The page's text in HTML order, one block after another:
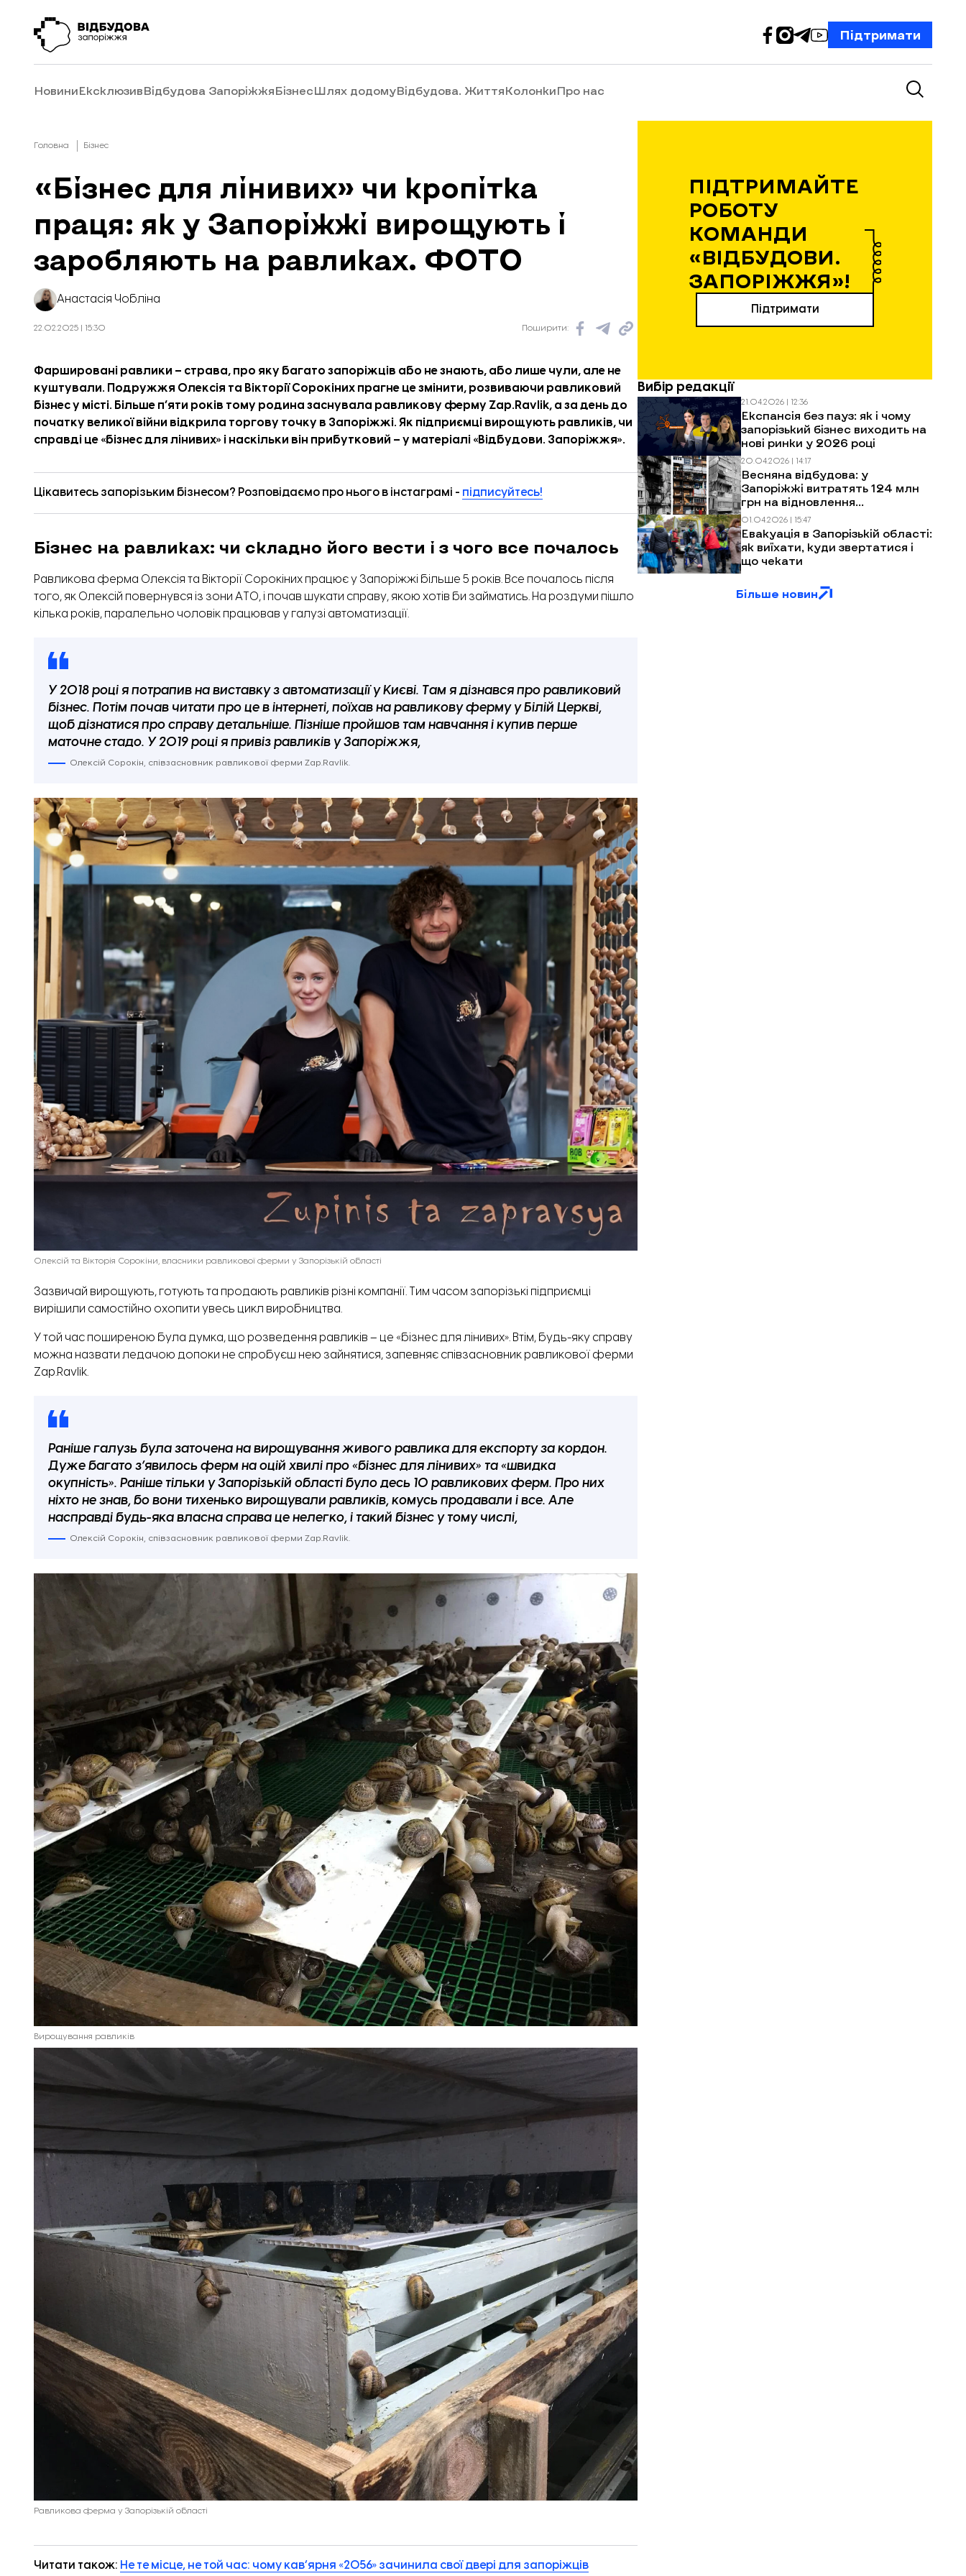
Підтримати
НовиниЕксклюзивВідбудова ЗапоріжжяБізнесШлях додомуВідбудова. ЖиттяКолонкиПро нас
Головна Бізнес
«Бізнес для лінивих» чи кропітка
праця: як у Запоріжжі вирощують і
заробляють на равликах. ФОТО
Анастасія Чобліна
22.02.2025 | 15:30 Поширити:
Фаршировані равлики – страва, про яку багато запоріжців або не знають, або лише чули, але не
куштували. Подружжя Олексія та Вікторії Сорокіних прагне це змінити, розвиваючи равликовий
бізнес у місті. Більше пʼяти років тому родина заснувала равликову ферму Zap.Ravlik, а за день до
початку великої війни відкрила торгову точку в Запоріжжі. Як підприємці вирощують равликів, чи
справді це «бізнес для лінивих» і наскільки він прибутковий – у матеріалі «Відбудови. Запоріжжя».
Цікавитесь запорізьким бізнесом? Розповідаємо про нього в інстаграмі - підписуйтесь!
Бізнес на равликах: чи складно його вести і з чого все почалось
Равликова ферма Олексія та Вікторії Сорокіних працює у Запоріжжі більше 5 років. Все почалось після
того, як Олексій повернувся із зони АТО, і почав шукати справу, якою хотів би займатись. На роздуми пішло
кілька років, паралельно чоловік працював у галузі автоматизації.
У 2018 році я потрапив на виставку з автоматизації у Києві. Там я дізнався про равликовий
бізнес. Потім почав читати про це в інтернеті, поїхав на равликову ферму у Білій Церкві,
щоб дізнатися про справу детальніше. Пізніше пройшов там навчання і купив перше
маточне стадо. У 2019 році я привіз равликів у Запоріжжя,
Олексій Сорокін, співзасновник равликової ферми Zap.Ravlik.
Олексій та Вікторія Сорокіни, власники равликової ферми у Запорізькій області
Зазвичай вирощують, готують та продають равликів різні компанії. Тим часом запорізькі підприємці
вирішили самостійно охопити увесь цикл виробництва.
У той час поширеною була думка, що розведення равликів – це «бізнес для лінивих». Втім, будь-яку справу
можна назвати ледачою допоки не спробуєш нею зайнятися, запевняє співзасновник равликової ферми
Zap.Ravlik.
Раніше галузь була заточена на вирощування живого равлика для експорту за кордон.
Дуже багато з’явилось ферм на оцій хвилі про «бізнес для лінивих» та «швидка
окупність». Раніше тільки у Запорізькій області було десь 10 равликових ферм. Про них
ніхто не знав, бо вони тихенько вирощували равликів, комусь продавали і все. Але
насправді будь-яка власна справа це нелегко, і такий бізнес у тому числі,
Олексій Сорокін, співзасновник равликової ферми Zap.Ravlik.
Вирощування равликів
Равликова ферма у Запорізькій області
Читати також: Не те місце, не той час: чому кав’ярня «2056» зачинила свої двері для запоріжців
ПІДТРИМАЙТЕ
РОБОТУ
КОМАНДИ
«ВІДБУДОВИ.
ЗАПОРІЖЖЯ»!
Підтримати
Вибір редакції
21.04.2026 | 12:36
Експансія без пауз: як і чому
запорізький бізнес виходить на
нові ринки у 2026 році
20.04.2026 | 14:17
Весняна відбудова: у
Запоріжжі витратять 124 млн
грн на відновлення
багатоповерхівок після
обстрілів
01.04.2026 | 15:47
Евакуація в Запорізькій області:
як виїхати, куди звертатися і
що чекати
Більше новин